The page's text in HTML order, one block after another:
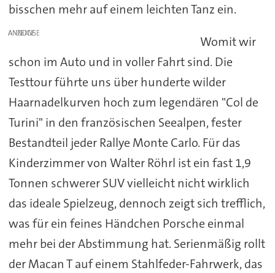
bisschen mehr auf einem leichten Tanz ein.
ANZEIGE
Womit wir
schon im Auto und in voller Fahrt sind. Die
Testtour führte uns über hunderte wilder
Haarnadelkurven hoch zum legendären "Col de
Turini" in den französischen Seealpen, fester
Bestandteil jeder Rallye Monte Carlo. Für das
Kinderzimmer von Walter Röhrl ist ein fast 1,9
Tonnen schwerer SUV vielleicht nicht wirklich
das ideale Spielzeug, dennoch zeigt sich trefflich,
was für ein feines Händchen Porsche einmal
mehr bei der Abstimmung hat. Serienmäßig rollt
der Macan T auf einem Stahlfeder-Fahrwerk, das